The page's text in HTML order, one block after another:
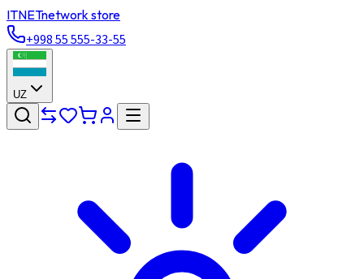
ITNETnetwork store
+998 55 555-33-55
UZ